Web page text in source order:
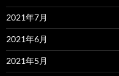
2021年7月
2021年6月
2021年5月